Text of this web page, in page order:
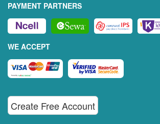
PAYMENT PARTNERS
WE ACCEPT
Create Free Account